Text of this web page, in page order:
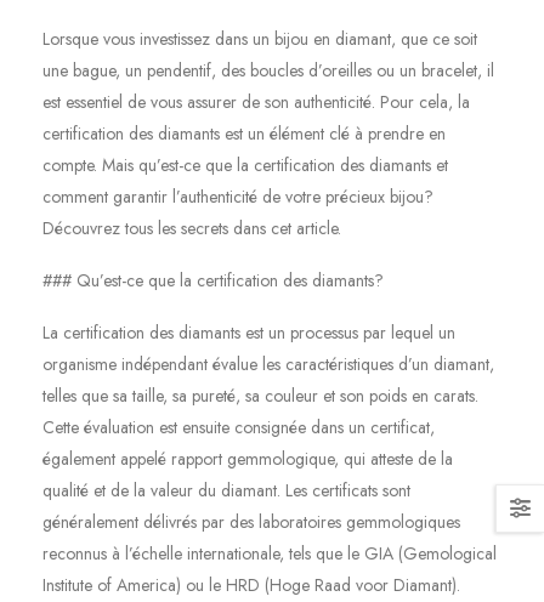
Lorsque vous investissez dans un bijou en diamant, que ce soit
une bague, un pendentif, des boucles d’oreilles ou un bracelet, il
est essentiel de vous assurer de son authenticité. Pour cela, la
certification des diamants est un élément clé à prendre en
compte. Mais qu’est-ce que la certification des diamants et
comment garantir l’authenticité de votre précieux bijou?
Découvrez tous les secrets dans cet article.
### Qu’est-ce que la certification des diamants?
La certification des diamants est un processus par lequel un
organisme indépendant évalue les caractéristiques d’un diamant,
telles que sa taille, sa pureté, sa couleur et son poids en carats.
Cette évaluation est ensuite consignée dans un certificat,
également appelé rapport gemmologique, qui atteste de la
qualité et de la valeur du diamant. Les certificats sont
généralement délivrés par des laboratoires gemmologiques
reconnus à l’échelle internationale, tels que le GIA (Gemological
Institute of America) ou le HRD (Hoge Raad voor Diamant).